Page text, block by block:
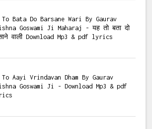
To Bata Do Barsane Wari By Gaurav
Goswami Ji Maharaj - यह तो बता दो
वाली Download Mp3 & pdf lyrics
To Aayi Vrindavan Dham By Gaurav
Goswami Ji - Download Mp3 & pdf